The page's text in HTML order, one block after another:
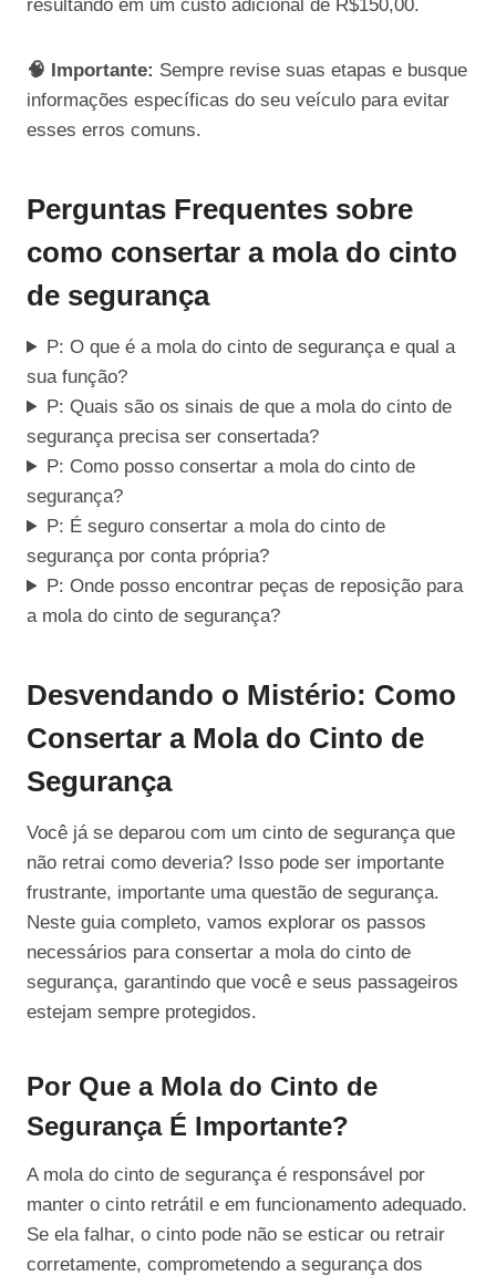
resultando em um custo adicional de R$150,00.
🧠 Importante: Sempre revise suas etapas e busque
informações específicas do seu veículo para evitar
esses erros comuns.
Perguntas Frequentes sobre
como consertar a mola do cinto
de segurança
P: O que é a mola do cinto de segurança e qual a
sua função?
P: Quais são os sinais de que a mola do cinto de
segurança precisa ser consertada?
P: Como posso consertar a mola do cinto de
segurança?
P: É seguro consertar a mola do cinto de
segurança por conta própria?
P: Onde posso encontrar peças de reposição para
a mola do cinto de segurança?
Desvendando o Mistério: Como
Consertar a Mola do Cinto de
Segurança
Você já se deparou com um cinto de segurança que
não retrai como deveria? Isso pode ser importante
frustrante, importante uma questão de segurança.
Neste guia completo, vamos explorar os passos
necessários para consertar a mola do cinto de
segurança, garantindo que você e seus passageiros
estejam sempre protegidos.
Por Que a Mola do Cinto de
Segurança É Importante?
A mola do cinto de segurança é responsável por
manter o cinto retrátil e em funcionamento adequado.
Se ela falhar, o cinto pode não se esticar ou retrair
corretamente, comprometendo a segurança dos